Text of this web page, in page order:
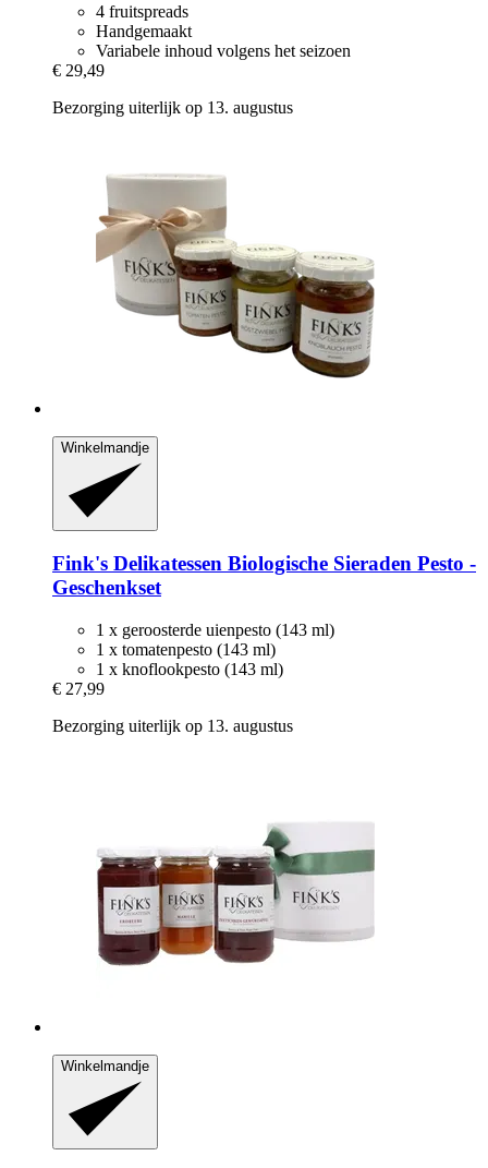
4 fruitspreads
Handgemaakt
Variabele inhoud volgens het seizoen
€ 29,49
Bezorging uiterlijk op 13. augustus
Winkelmandje
Fink's Delikatessen Biologische Sieraden Pesto -​
Geschenkset
1 x geroosterde uienpesto (143 ml)
1 x tomatenpesto (143 ml)
1 x knoflookpesto (143 ml)
€ 27,99
Bezorging uiterlijk op 13. augustus
Winkelmandje